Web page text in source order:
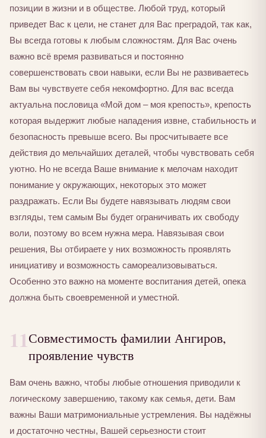
позиции в жизни и в обществе. Любой труд, который
приведет Вас к цели, не станет для Вас преградой, так как,
Вы всегда готовы к любым сложностям. Для Вас очень
важно всё время развиваться и постоянно
совершенствовать свои навыки, если Вы не развиваетесь
Вам вы чувствуете себя некомфортно. Для вас всегда
актуальна пословица «Мой дом – моя крепость», крепость
которая выдержит любые нападения извне, стабильность и
безопасность превыше всего. Вы просчитываете все
действия до мельчайших деталей, чтобы чувствовать себя
уютно. Но не всегда Ваше внимание к мелочам находит
понимание у окружающих, некоторых это может
раздражать. Если Вы будете навязывать людям свои
взгляды, тем самым Вы будет ограничивать их свободу
воли, поэтому во всем нужна мера. Навязывая свои
решения, Вы отбираете у них возможность проявлять
инициативу и возможность самореализовываться.
Особенно это важно на моменте воспитания детей, опека
должна быть своевременной и уместной.
11Совместимость фамилии Ангиров,
проявление чувств
Вам очень важно, чтобы любые отношения приводили к
логическому завершению, такому как семья, дети. Вам
важны Ваши матримониальные устремления. Вы надёжны
и достаточно честны, Вашей серьезности стоит